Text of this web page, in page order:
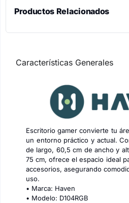
Productos Relacionados
Características Generales
Escritorio gamer convierte tu
un entorno práctico y actual.
de largo, 60,5 cm de ancho y
75 cm, ofrece el espacio ideal
accesorios, asegurando
uso.
• Marca: Haven
• Modelo: D104RGB